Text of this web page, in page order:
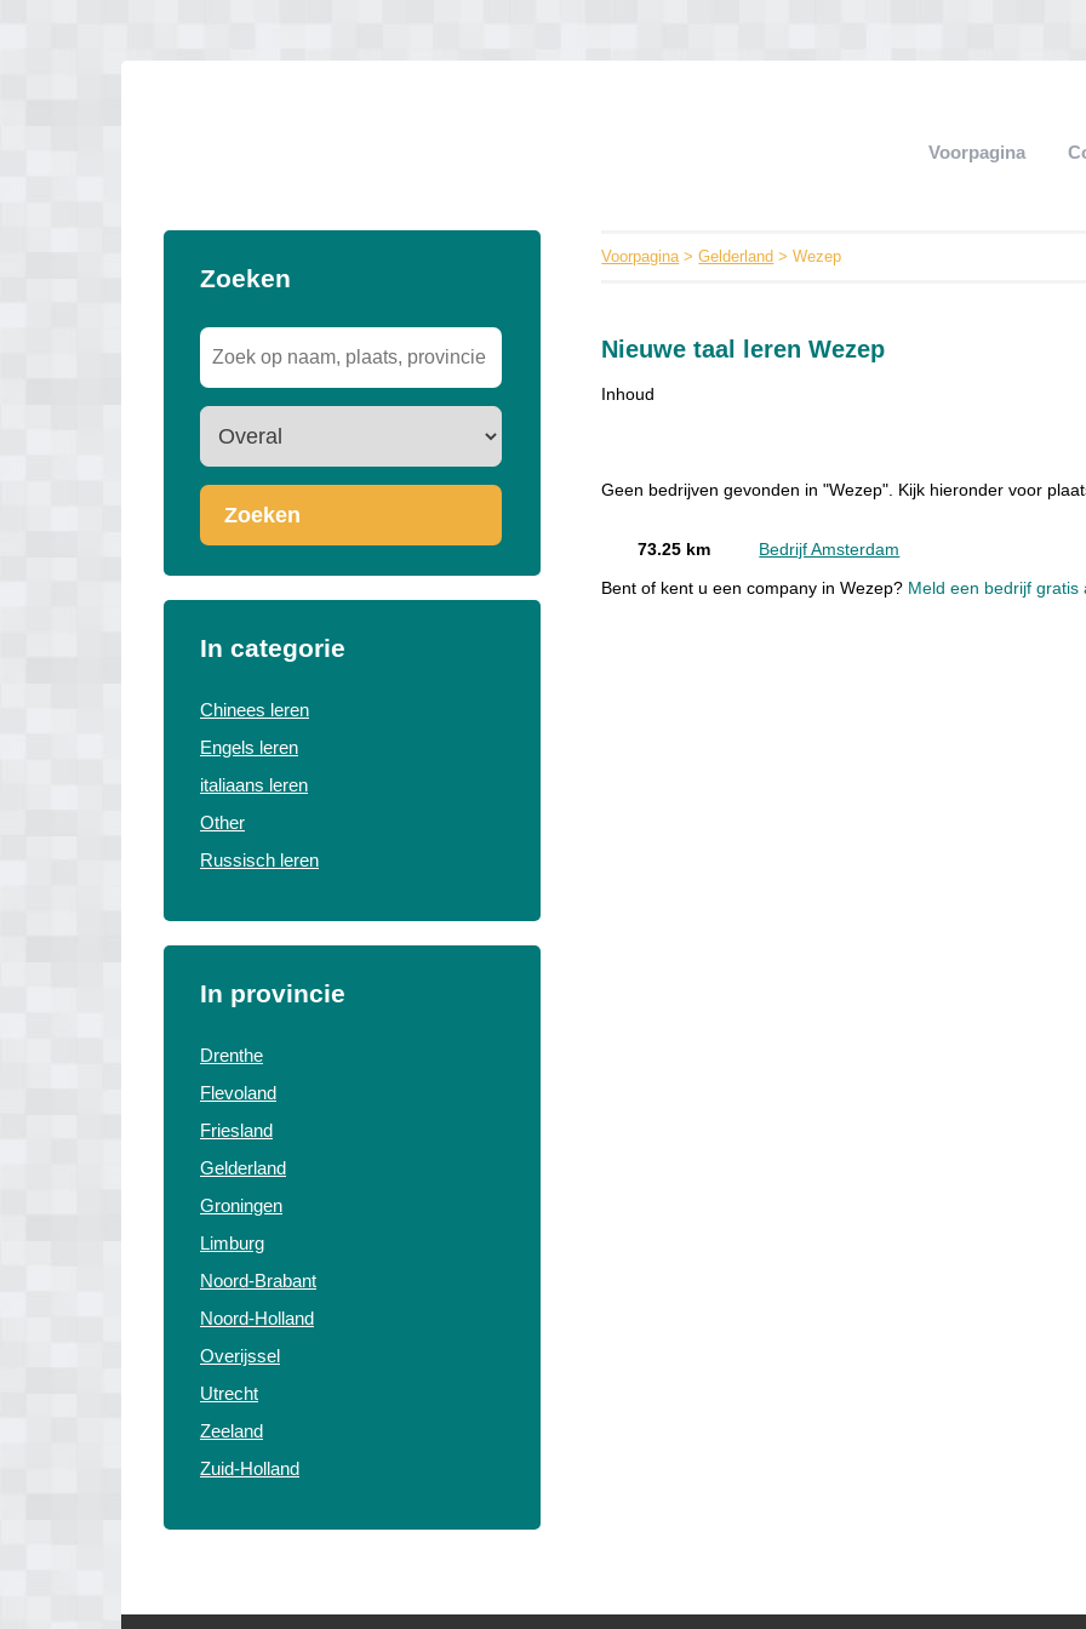
Voorpagina
Zoeken
Zoeken
In categorie
Chinees leren
Engels leren
italiaans leren
Other
Russisch leren
In provincie
Drenthe
Flevoland
Friesland
Gelderland
Groningen
Limburg
Noord-Brabant
Noord-Holland
Overijssel
Utrecht
Zeeland
Zuid-Holland
Voorpagina>Gelderland > Wezep
Nieuwe taal leren Wezep
Inhoud
Geen bedrijven gevonden in "Wezep". Kijk hieronder voor
73.25 km Bedrijf Amsterdam
Bent of kent u een company in Wezep? Meld een bedrijf gratis